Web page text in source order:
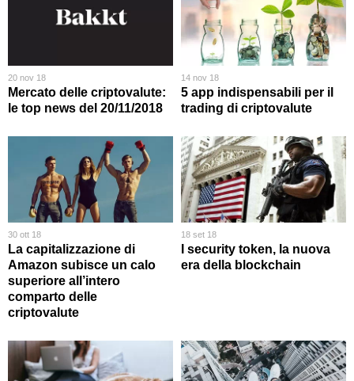
20 nov 18
Mercato delle criptovalute:
le top news del 20/11/2018
14 nov 18
5 app indispensabili per il
trading di criptovalute
30 ott 18
La capitalizzazione di
Amazon subisce un calo
superiore all’intero
comparto delle
criptovalute
18 set 18
I security token, la nuova
era della blockchain